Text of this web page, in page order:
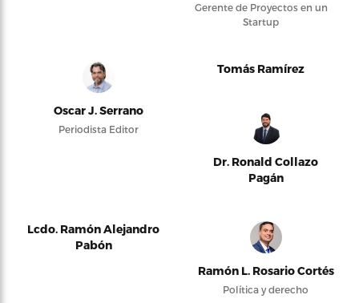
Gerente de Proyectos en un
Startup
Oscar J. Serrano
Periodista Editor
Tomás Ramírez
Dr. Ronald Collazo
Pagán
Lcdo. Ramón Alejandro
Pabón
Ramón L. Rosario Cortés
Política y derecho